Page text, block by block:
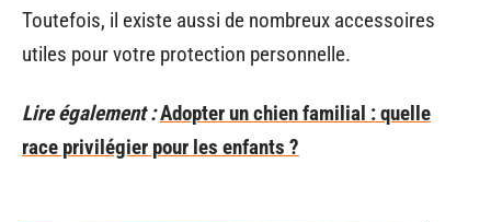
Toutefois, il existe aussi de nombreux accessoires
utiles pour votre protection personnelle.
Lire également :Adopter un chien familial : quelle
race privilégier pour les enfants ?